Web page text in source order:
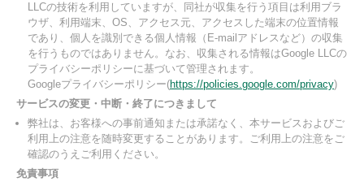
LLCの技術を利用していますが、同社が収集を行う項目は利用ブラ
ウザ、利用端末、OS、アクセス元、アクセスした端末の位置情報
であり、個人を識別できる個人情報（E-mailアドレスなど）の収集
を行うものではありません。なお、収集される情報はGoogle LLCの
プライバシーポリシーに基づいて管理されます。
Googleプライバシーポリシー(https://policies.google.com/privacy)
サービスの変更・中断・終了につきまして
弊社は、お客様への事前通知または承諾なく、本サービスおよびご
利用上の注意を随時変更することがあります。ご利用上の注意をご
確認のうえご利用ください。
免責事項